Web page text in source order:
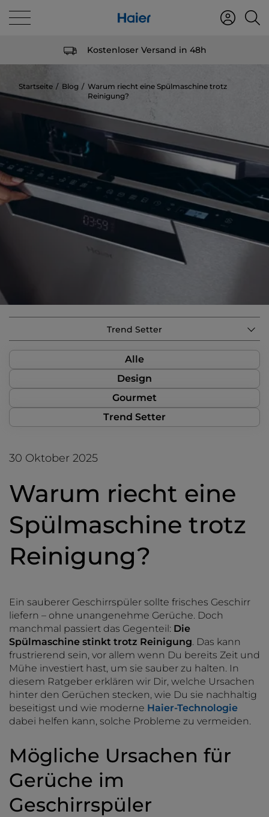
Kostenloser Versand in 48h
Startseite Blog
Warum riecht eine Spülmaschine trotz
Reinigung?
Trend Setter
Alle
Design
Gourmet
Trend Setter
30 Oktober 2025
Warum riecht eine
Spülmaschine trotz
Reinigung?
Ein sauberer Geschirrspüler sollte frisches Geschirr
liefern – ohne unangenehme Gerüche. Doch
manchmal passiert das Gegenteil: Die
Spülmaschine stinkt trotz Reinigung. Das kann
frustrierend sein, vor allem wenn Du bereits Zeit und
Mühe investiert hast, um sie sauber zu halten. In
diesem Ratgeber erklären wir Dir, welche Ursachen
hinter den Gerüchen stecken, wie Du sie nachhaltig
beseitigst und wie moderne Haier-Technologie
dabei helfen kann, solche Probleme zu vermeiden.
Mögliche Ursachen für
Gerüche im
Geschirrspüler